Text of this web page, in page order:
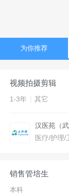
为你推荐
视频拍摄剪辑
1-3年 其它
汉医苑（
医疗/护理/
销售管培生
本科